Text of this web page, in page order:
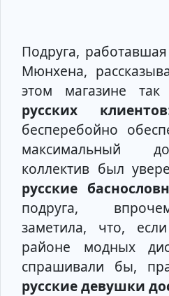
Подруга,
Мюнхена,
этом магазине
русских клиентов
бесперебойно
максимальный
коллектив был
русские
подруга,
заметила, что,
районе модных
спрашивали бы,
русские девушки